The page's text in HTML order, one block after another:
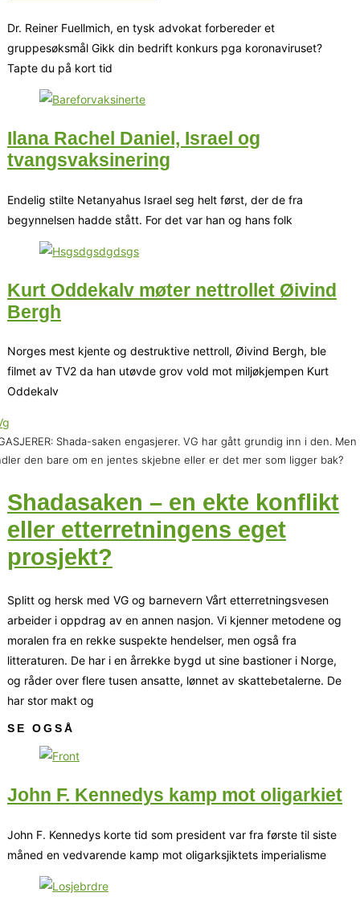
Dr. Reiner Fuellmich, en tysk advokat forbereder et
gruppesøksmål Gikk din bedrift konkurs pga koronaviruset?
Tapte du på kort tid
Ilana Rachel Daniel, Israel og
tvangsvaksinering
Endelig stilte Netanyahus Israel seg helt først, der de fra
begynnelsen hadde stått. For det var han og hans folk
Kurt Oddekalv møter nettrollet Øivind
Bergh
Norges mest kjente og destruktive nettroll, Øivind Bergh, ble
filmet av TV2 da han utøvde grov vold mot miljøkjempen Kurt
Oddekalv
Shada-saken engasjerer. VG har gått grundig inn i den. Men
den bare om en jentes skjebne eller er det mer som ligger bak?
Shadasaken – en ekte konflikt
eller etterretningens eget
prosjekt?
Splitt og hersk med VG og barnevern Vårt etterretningsvesen
arbeider i oppdrag av en annen nasjon. Vi kjenner metodene og
moralen fra en rekke suspekte hendelser, men også fra
litteraturen. De har i en årrekke bygd ut sine bastioner i Norge,
og råder over flere tusen ansatte, lønnet av skattebetalerne. De
har stor makt og
SE OGSÅ
John F. Kennedys kamp mot oligarkiet
John F. Kennedys korte tid som president var fra første til siste
måned en vedvarende kamp mot oligarksjiktets imperialisme